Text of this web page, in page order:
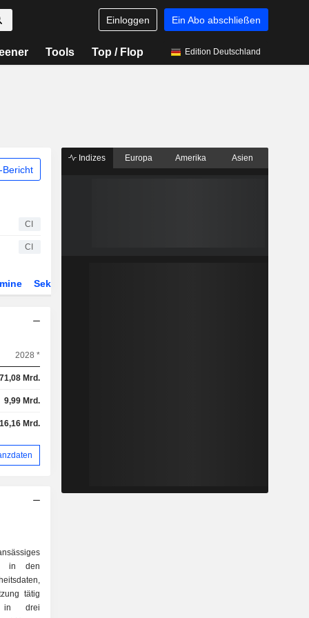
Einloggen Ein Abo abschließen
Tools Top / Flop Edition Deutschland
Bericht
CI
CI
Sektor
2028 *
71,08 Mrd.
9,99 Mrd.
16,16 Mrd.
in den
tätig
in drei
Indizes Europa Amerika Asien